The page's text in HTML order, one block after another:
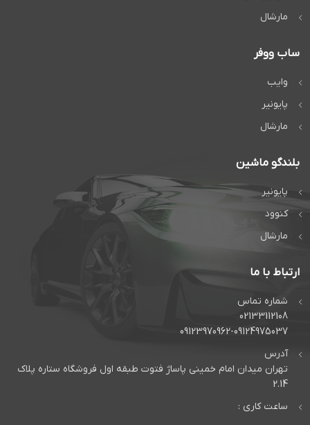
مارشال
ساب ووفر
وایب
پایونیر
مارشال
بلندگو ماشین
پایونیر
کنوود
مارشال
ارتباط با ما
شماره تماس
02133112108
09123970962-09124975037
آدرس
تهران میدان امام خمینی پاساژ فتوت طبقه اول فروشگاه ستاره پلاک
2.14
ساعت کاری :